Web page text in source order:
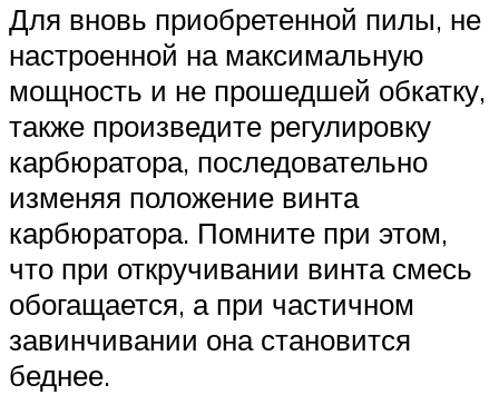
Для вновь приобретенной пилы, не
настроенной на максимальную
мощность и не прошедшей обкатку,
также произведите регулировку
карбюратора, последовательно
изменяя положение винта
карбюратора. Помните при этом,
что при откручивании винта смесь
обогащается, а при частичном
завинчивании она становится
беднее.